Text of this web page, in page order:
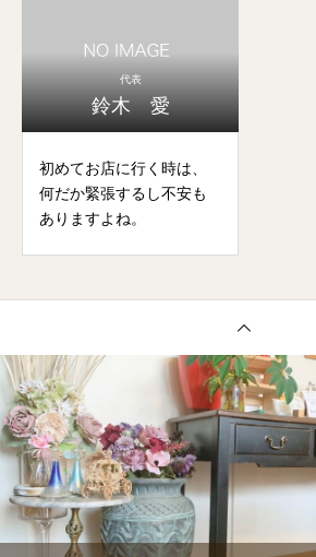
代表
鈴木 愛
初めてお店に行く時は、
何だか緊張するし不安も
ありますよね。